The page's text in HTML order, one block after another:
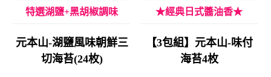
特選湖鹽+黑胡椒調味
元本山-湖鹽風味朝鮮三
切海苔(24枚)
★經典日式醬油香★
【3包組】元本山-味付
海苔4枚